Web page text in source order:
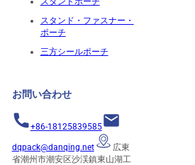
スタンド・ファスナー・
ポーチ
三方シールポーチ
お問い合わせ
+86-18125839585
dqpack@danqing.net
広東
省潮州市潮安区沙渓鎮東山湖工